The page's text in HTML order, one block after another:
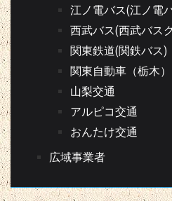
江ノ電バス(江ノ電
西武バス(西武バス
関東鉄道(関鉄バス)
関東自動車（栃木）
山梨交通
アルピコ交通
おんたけ交通
広域事業者